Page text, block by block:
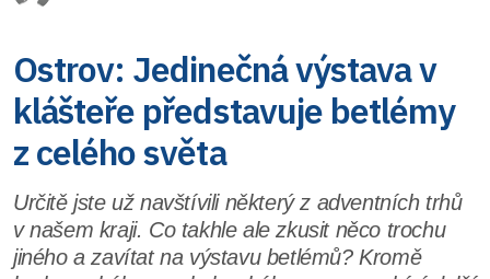
Ostrov: Jedinečná výstava v
klášteře představuje betlémy
z celého světa
Určitě jste už navštívili některý z adventních trhů
v našem kraji. Co takhle ale zkusit něco trochu
jiného a zavítat na výstavu betlémů? Kromě